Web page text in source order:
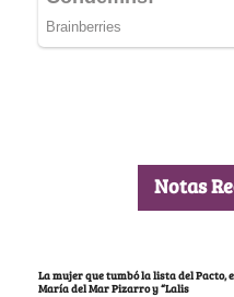
Notas
La mujer que tumbó la lista del Pacto,
María del Mar Pizarro y “Lalis